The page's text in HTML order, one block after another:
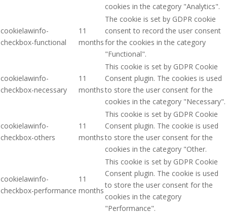
cookies in the category "Analytics".
cookielawinfo-
checkbox-functional
11
months
The cookie is set by GDPR cookie
consent to record the user consent
for the cookies in the category
"Functional".
cookielawinfo-
checkbox-necessary
11
months
This cookie is set by GDPR Cookie
Consent plugin. The cookies is used
to store the user consent for the
cookies in the category "Necessary".
cookielawinfo-
checkbox-others
11
months
This cookie is set by GDPR Cookie
Consent plugin. The cookie is used
to store the user consent for the
cookies in the category "Other.
cookielawinfo-
checkbox-performance
11
months
This cookie is set by GDPR Cookie
Consent plugin. The cookie is used
to store the user consent for the
cookies in the category
"Performance".